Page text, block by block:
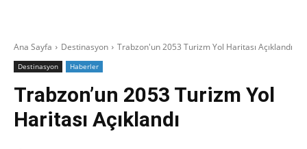
Ana Sayfa Destinasyon Trabzon'un 2053 Turizm Yol Haritası Açıklandı
Destinasyon Haberler
Trabzon’un 2053 Turizm Yol
Haritası Açıklandı